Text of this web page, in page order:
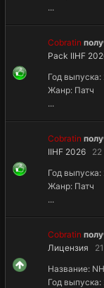
...
Cobratin
Pack IIHF
Год выпуска:
Жанр: Патч
...
Cobratin
IIHF 2026
Год выпуска:
Жанр: Патч
...
Cobratin
Лицензия
Название:
Год